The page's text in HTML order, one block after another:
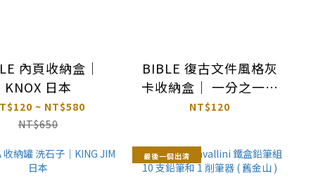
內頁收納盒｜
KNOX 日本
~ NT$580
NT$650
BIBLE 復古文件風格灰
卡收納盒｜ 一分之一工
作室 台灣
NT$120
最後一個出清